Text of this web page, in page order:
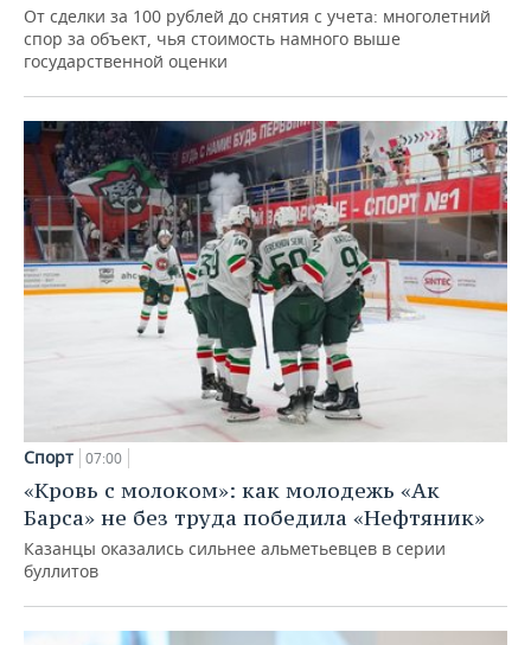
От сделки за 100 рублей до снятия с учета: многолетний
спор за объект, чья стоимость намного выше
государственной оценки
Спорт 07:00
«Кровь с молоком»: как молодежь «Ак
Барса» не без труда победила «Нефтяник»
Казанцы оказались сильнее альметьевцев в серии
буллитов